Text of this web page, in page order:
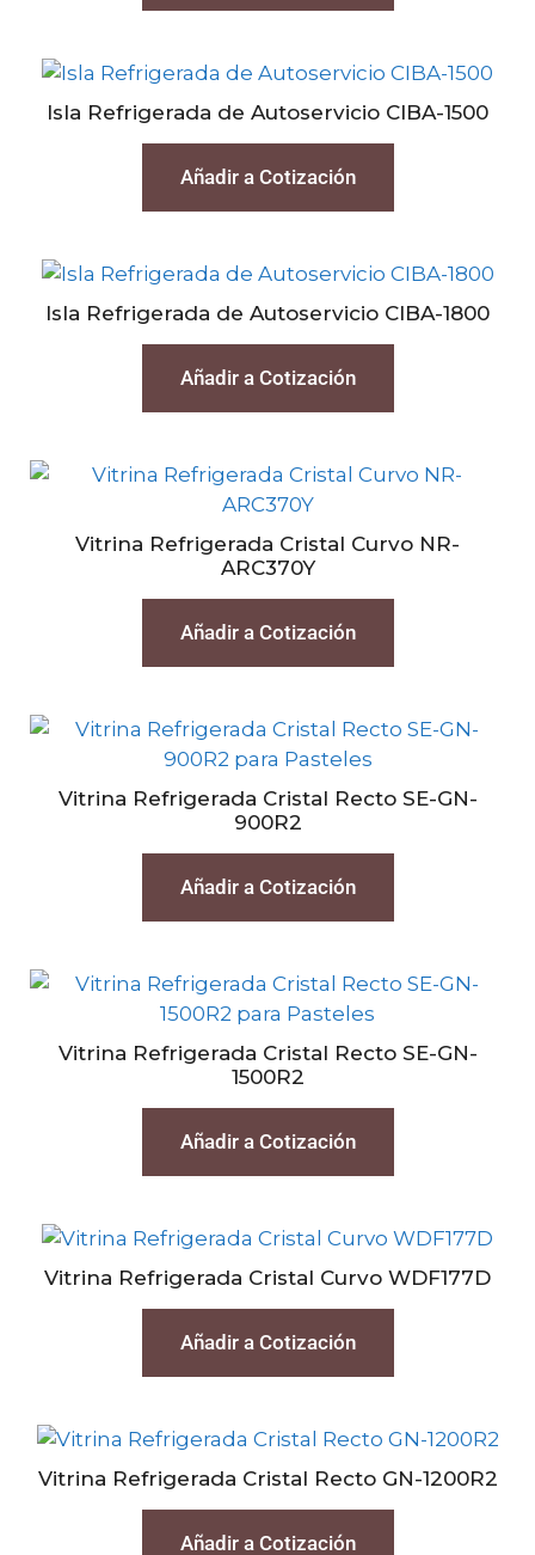
Isla Refrigerada de Autoservicio CIBA-1500
Añadir a Cotización
Isla Refrigerada de Autoservicio CIBA-1800
Añadir a Cotización
Vitrina Refrigerada Cristal Curvo NR-
ARC370Y
Añadir a Cotización
Vitrina Refrigerada Cristal Recto SE-GN-
900R2
Añadir a Cotización
Vitrina Refrigerada Cristal Recto SE-GN-
1500R2
Añadir a Cotización
Vitrina Refrigerada Cristal Curvo WDF177D
Añadir a Cotización
Vitrina Refrigerada Cristal Recto GN-1200R2
Añadir a Cotización